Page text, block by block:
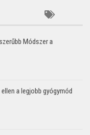
Módszer a
a legjobb gyógymód